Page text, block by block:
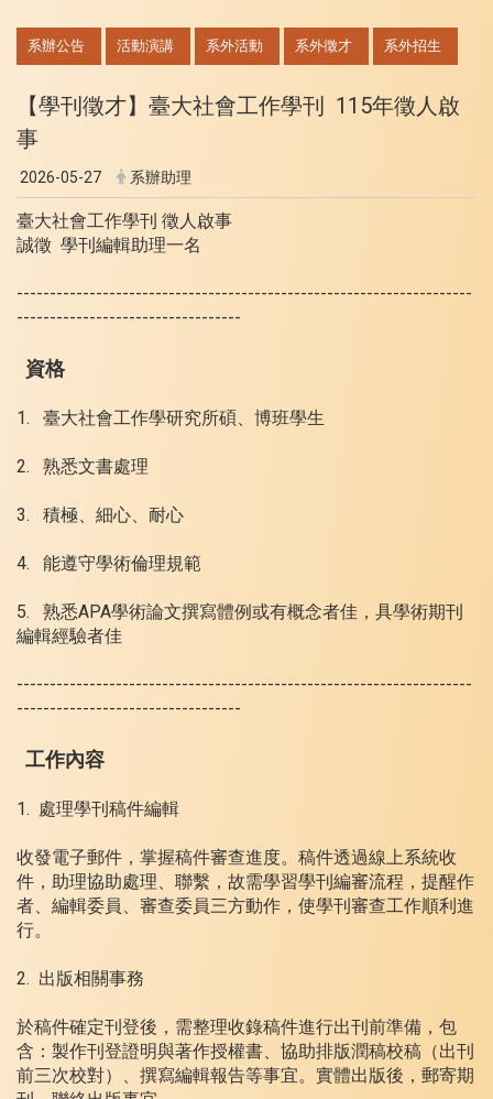
系辦公告 活動演講 系外活動 系外徵才 系外招生
【學刊徵才】臺大社會工作學刊 115年徵人啟
事
2026-05-27 系辦助理
臺大社會工作學刊 徵人啟事
誠徵 學刊編輯助理一名
---------------------------------------------------------------------
----------------------------------
資格
1. 臺大社會工作學研究所碩、博班學生
2. 熟悉文書處理
3. 積極、細心、耐心
4. 能遵守學術倫理規範
5. 熟悉APA學術論文撰寫體例或有概念者佳，具學術期刊
編輯經驗者佳
---------------------------------------------------------------------
----------------------------------
工作內容
1. 處理學刊稿件編輯
收發電子郵件，掌握稿件審查進度。稿件透過線上系統收
件，助理協助處理、聯繫，故需學習學刊編審流程，提醒作
者、編輯委員、審查委員三方動作，使學刊審查工作順利進
行。
2. 出版相關事務
於稿件確定刊登後，需整理收錄稿件進行出刊前準備，包
含：製作刊登證明與著作授權書、協助排版潤稿校稿（出刊
前三次校對）、撰寫編輯報告等事宜。實體出版後，郵寄期